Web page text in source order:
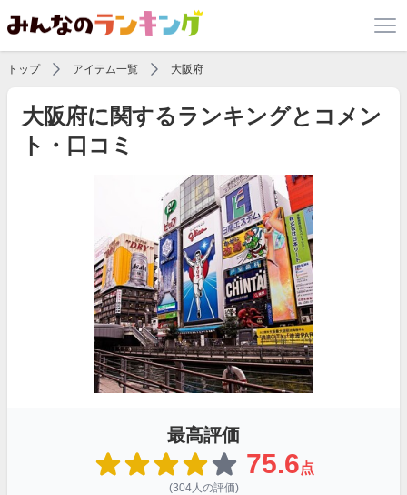
トップ アイテム一覧 大阪府
大阪府に関するランキングとコメン
ト・口コミ
最高評価
75.6点
(304人の評価)